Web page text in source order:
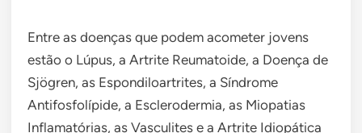
Entre as doenças que podem acometer jovens
estão o Lúpus, a Artrite Reumatoide, a Doença de
Sjögren, as Espondiloartrites, a Síndrome
Antifosfolípide, a Esclerodermia, as Miopatias
Inflamatórias, as Vasculites e a Artrite Idiopática